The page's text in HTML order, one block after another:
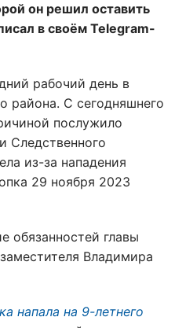
он решил оставить
в своём Telegram-
рабочий день в
района. С сегодняшнего
послужило
Следственного
из-за нападения
29 ноября 2023
обязанностей главы
Владимира
напала на 9-летнего